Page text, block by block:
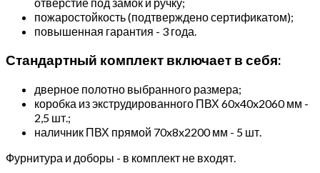
пожаростойкость (подтверждено сертификатом);
повышенная гарантия - 3 года.
Стандартный комплект включает в себя:
дверное полотно выбранного размера;
коробка из экструдированного ПВХ 60x40x2060 мм -
2,5 шт.;
наличник ПВХ прямой 70x8x2200 мм - 5 шт.
Фурнитура и доборы - в комплект не входят.